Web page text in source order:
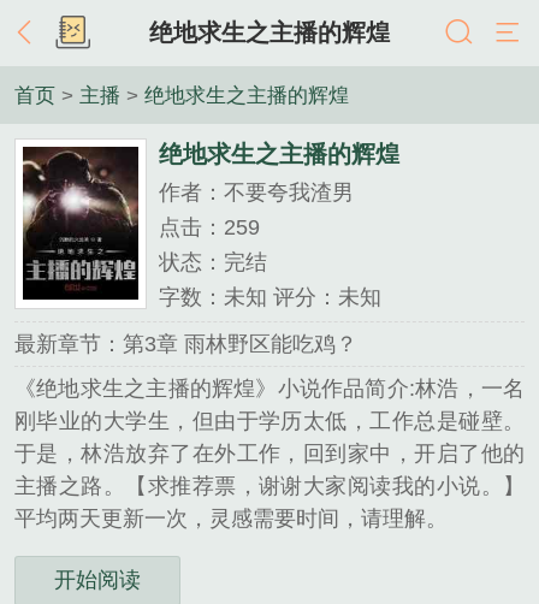
绝地求生之主播的辉煌
首页 > 主播 > 绝地求生之主播的辉煌
绝地求生之主播的辉煌
作者：不要夸我渣男
点击：259
状态：完结
字数：未知 评分：未知
最新章节：第3章 雨林野区能吃鸡？
《绝地求生之主播的辉煌》小说作品简介:林浩，一名
刚毕业的大学生，但由于学历太低，工作总是碰壁。
于是，林浩放弃了在外工作，回到家中，开启了他的
主播之路。【求推荐票，谢谢大家阅读我的小说。】
平均两天更新一次，灵感需要时间，请理解。
开始阅读